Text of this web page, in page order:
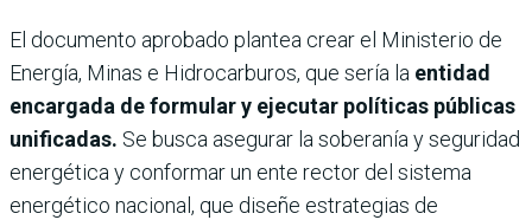
El documento aprobado plantea crear el Ministerio de
Energía, Minas e Hidrocarburos, que sería la entidad
encargada de formular y ejecutar políticas públicas
unificadas. Se busca asegurar la soberanía y seguridad
energética y conformar un ente rector del sistema
energético nacional, que diseñe estrategias de